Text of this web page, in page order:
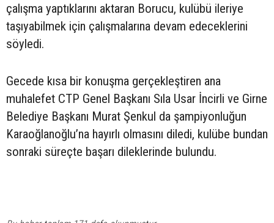
çalışma yaptıklarını aktaran Borucu, kulübü ileriye
taşıyabilmek için çalışmalarına devam edeceklerini
söyledi.
Gecede kısa bir konuşma gerçekleştiren ana
muhalefet CTP Genel Başkanı Sıla Usar İncirli ve Girne
Belediye Başkanı Murat Şenkul da şampiyonluğun
Karaoğlanoğlu’na hayırlı olmasını diledi, kulübe bundan
sonraki süreçte başarı dileklerinde bulundu.